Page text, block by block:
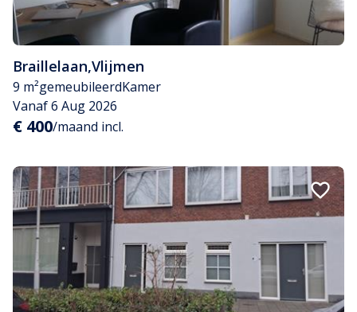
Braillelaan,Vlijmen
9 m²gemeubileerdKamer
Vanaf 6 Aug 2026
€ 400/maand incl.